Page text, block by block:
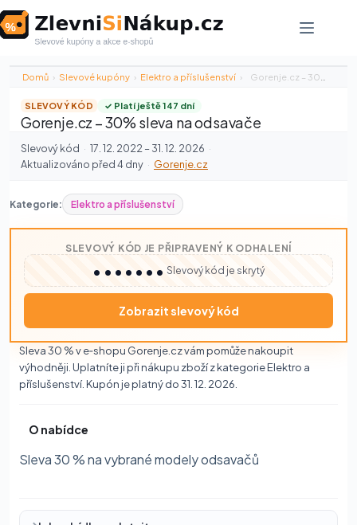
to
content
Domů › Slevové kupóny › Elektro a příslušenství › Gorenje.cz – 30% sleva na odsavače
SLEVOVÝ KÓD ✓ Platí ještě 147 dní
Gorenje.cz – 30% sleva na odsavače
Slevový kód · 17. 12. 2022 – 31. 12. 2026 ·
Aktualizováno před 4 dny · Gorenje.cz
Kategorie: Elektro a příslušenství
SLEVOVÝ KÓD JE PŘIPRAVENÝ K ODHALENÍ
••••••• Slevový kód je skrytý
Zobrazit slevový kód
Sleva 30 % v e‑shopu Gorenje.cz vám pomůže nakoupit
výhodněji. Uplatníte ji při nákupu zboží z kategorie Elektro a
příslušenství. Kupón je platný do 31. 12. 2026.
O nabídce
Sleva 30 % na vybrané modely odsavačů